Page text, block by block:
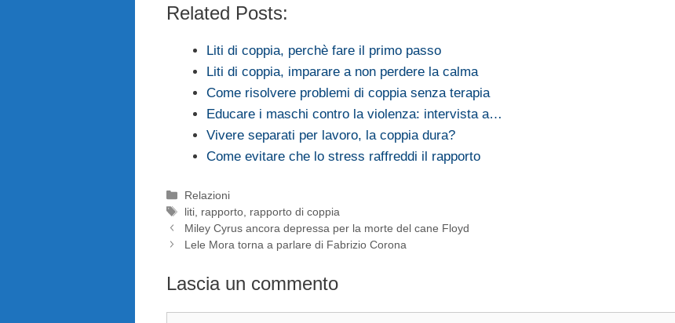
Related Posts:
Liti di coppia, perchè fare il primo passo
Liti di coppia, imparare a non perdere la calma
Come risolvere problemi di coppia senza terapia
Educare i maschi contro la violenza: intervista a…
Vivere separati per lavoro, la coppia dura?
Come evitare che lo stress raffreddi il rapporto
Categorie
Relazioni
Tag
liti rapporto rapporto di coppia
Miley Cyrus ancora depressa per la morte del cane Floyd
Lele Mora torna a parlare di Fabrizio Corona
Lascia un commento